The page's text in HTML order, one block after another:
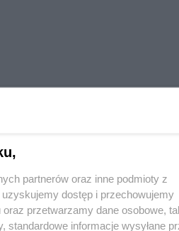
partnerów oraz inne podmioty z
dostęp i przechowujemy
przetwarzamy dane osobowe,
standardowe informacje wysyłane